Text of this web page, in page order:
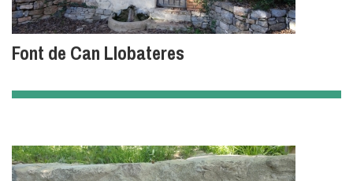
Font de Can Llobateres